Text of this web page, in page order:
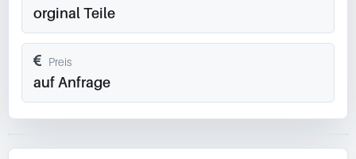
orginal Teile
Preis
auf Anfrage